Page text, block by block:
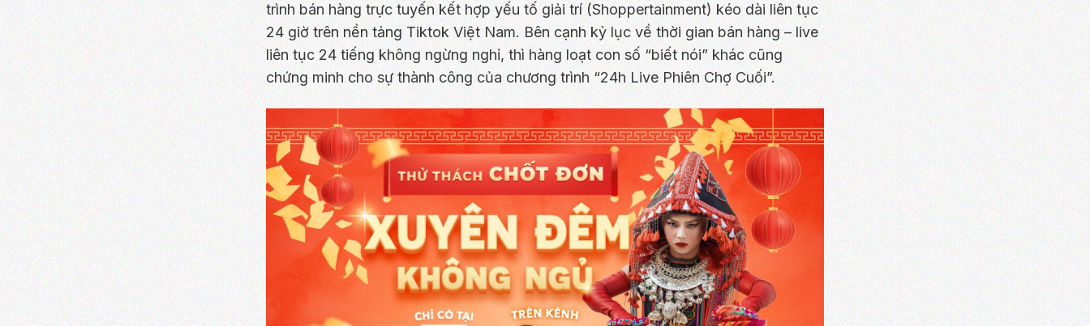
trình bán hàng trực tuyến kết hợp yếu tố giải trí (Shoppertainment) kéo dài liên tục
24 giờ trên nền tảng Tiktok Việt Nam. Bên cạnh kỷ lục về thời gian bán hàng – live
liên tục 24 tiếng không ngừng nghỉ, thì hàng loạt con số “biết nói” khác cũng
chứng minh cho sự thành công của chương trình “24h Live Phiên Chợ Cuối”.